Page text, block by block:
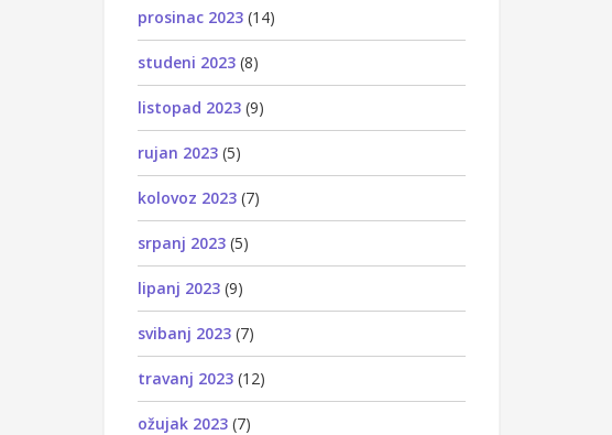
prosinac 2023 (14)
studeni 2023 (8)
listopad 2023 (9)
rujan 2023 (5)
kolovoz 2023 (7)
srpanj 2023 (5)
lipanj 2023 (9)
svibanj 2023 (7)
travanj 2023 (12)
ožujak 2023 (7)